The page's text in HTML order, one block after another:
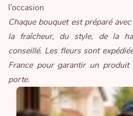
l’occasion
Chaque bouquet est préparé
la fraîcheur, du style, de la
conseillé. Les fleurs sont
France pour garantir un
porte.